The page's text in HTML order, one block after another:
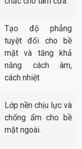
Tạo độ phẳng
tuyệt đối cho bề
mặt và tăng khả
năng cách âm,
cách nhiệt.
Lớp nền chịu lực và
chống ẩm cho bề
mặt ngoài.